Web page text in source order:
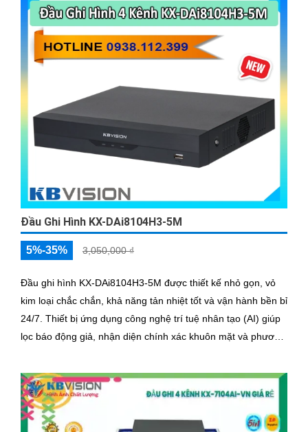
Đầu Ghi Hình KX-DAi8104H3-5M
5%-35% 3,050,000 ₫
Đầu ghi hình KX-DAi8104H3-5M được thiết kế nhỏ gọn, vỏ
kim loại chắc chắn, khả năng tản nhiệt tốt và vận hành bền bỉ
24/7. Thiết bị ứng dụng công nghệ trí tuệ nhân tạo (AI) giúp
lọc báo động giả, nhận diện chính xác khuôn mặt và phương